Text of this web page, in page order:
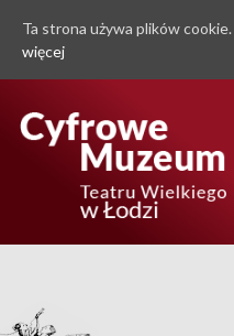
Ta strona używa plików cookie.
więcej